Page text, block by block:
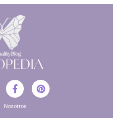
F
a
e
P
i
Nosotros